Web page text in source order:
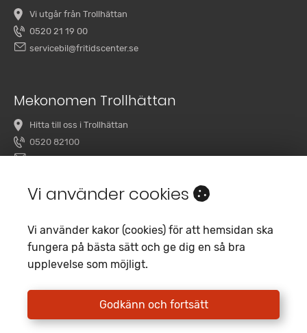
Vi utgår från Trollhättan
0520 21 19 00
servicebil@fritidscenter.se
Mekonomen Trollhättan
Hitta till oss i Trollhättan
0520 82100
overby@mekonomenbilverkstad.se
Copyright 2020 Fritidscenter
Vi använder cookies
Vi använder kakor (cookies) för att hemsidan ska
fungera på bästa sätt och ge dig en så bra
upplevelse som möjligt.
Godkänn och fortsätt